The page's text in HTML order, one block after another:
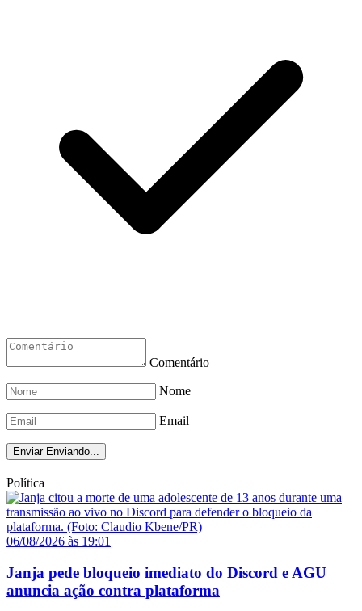
Comentário
Nome
Email
Enviar Enviando...
Política
06/08/2026 às 19:01
Janja pede bloqueio imediato do Discord e AGU
anuncia ação contra plataforma